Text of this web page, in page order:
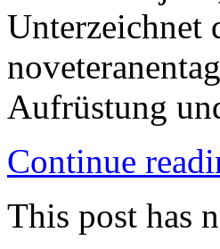
Aufrüstung
Continue
This post has